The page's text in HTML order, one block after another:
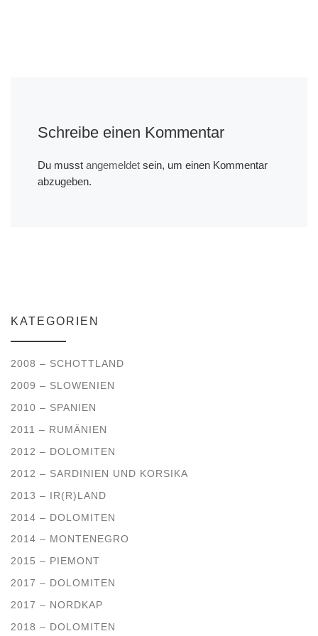
Schreibe einen Kommentar
Du musst angemeldetsein, um einen Kommentar
abzugeben.
KATEGORIEN
2008 – SCHOTTLAND
2009 – SLOWENIEN
2010 – SPANIEN
2011 – RUMÄNIEN
2012 – DOLOMITEN
2012 – SARDINIEN UND KORSIKA
2013 – IR(R)LAND
2014 – DOLOMITEN
2014 – MONTENEGRO
2015 – PIEMONT
2017 – DOLOMITEN
2017 – NORDKAP
2018 – DOLOMITEN